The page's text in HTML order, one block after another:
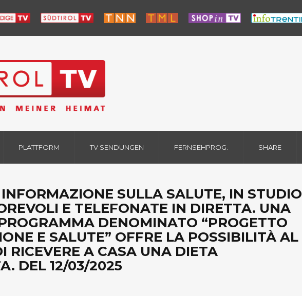
PLATTFORM TV SENDUNGEN FERNSEHPROG. SHARE
SULLA SALUTE, IN STUDIO
E TELEFONATE IN DIRETTA. UNA
DENOMINATO “PROGETTO
E SALUTE” OFFRE LA POSSIBILITÀ AL
RICEVERE A CASA UNA DIETA
DEL 12/03/2025